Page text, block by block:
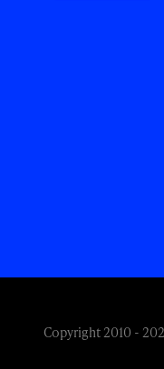
Copyright 2010 -